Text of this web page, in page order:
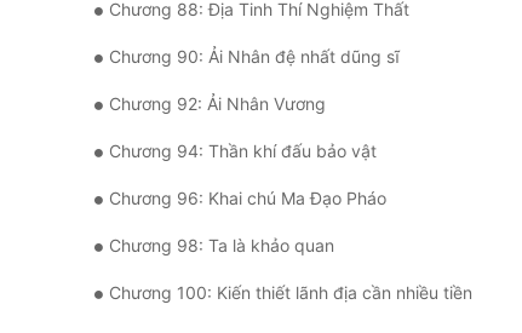
Chương 88: Địa Tinh Thí Nghiệm Thất
Chương 90: Ải Nhân đệ nhất dũng sĩ
Chương 92: Ải Nhân Vương
Chương 94: Thần khí đấu bảo vật
Chương 96: Khai chú Ma Đạo Pháo
Chương 98: Ta là khảo quan
Chương 100: Kiến thiết lãnh địa cần nhiều tiền